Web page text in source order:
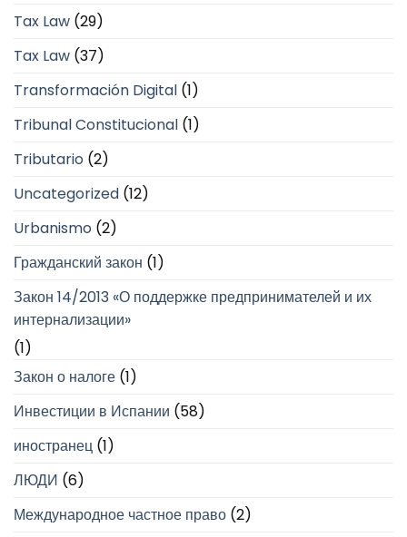
Tax Law (29)
Tax Law (37)
Transformación Digital (1)
Tribunal Constitucional (1)
Tributario (2)
Uncategorized (12)
Urbanismo (2)
Гражданский закон (1)
Закон 14/2013 «О поддержке предпринимателей и их
интернализации»
(1)
Закон о налоге (1)
Инвестиции в Испании (58)
иностранец (1)
ЛЮДИ (6)
Международное частное право (2)